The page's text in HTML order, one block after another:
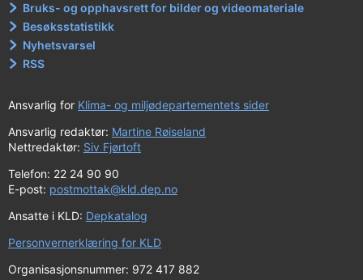
Bruks- og opphavsrett for bilder og videomateriale
Besøksstatistikk
Nyhetsvarsel
RSS
Ansvarlig for Klima- og miljødepartementets sider
Ansvarlig redaktør: Martine Røiseland
Nettredaktør: Siv Fjørtoft
Telefon: 22 24 90 90
E-post: postmottak@kld.dep.no
Ansatte i KLD: Depkatalog
Personvernerklæring for KLD
Organisasjonsnummer: 972 417 882